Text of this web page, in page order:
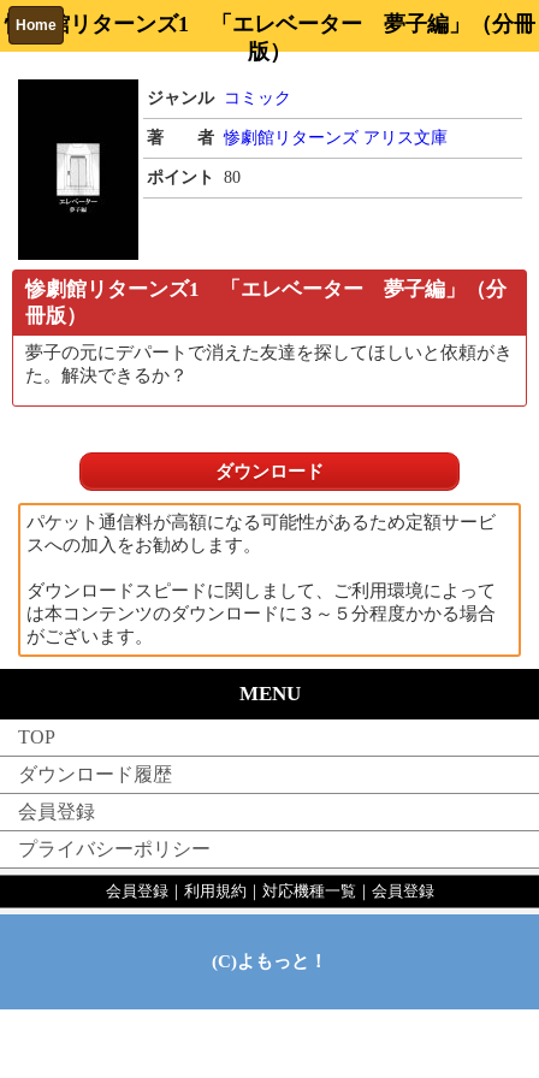
Home
惨劇館リターンズ1 「エレベーター 夢子編」（分冊
版）
ジャンル コミック
著 者 惨劇館リターンズ アリス文庫
ポイント 80
惨劇館リターンズ1 「エレベーター 夢子編」（分
冊版）
夢子の元にデパートで消えた友達を探してほしいと依頼がき
た。解決できるか？
ダウンロード
パケット通信料が高額になる可能性があるため定額サービ
スへの加入をお勧めします。
ダウンロードスピードに関しまして、ご利用環境によって
は本コンテンツのダウンロードに３～５分程度かかる場合
がございます。
MENU
TOP
ダウンロード履歴
会員登録
プライバシーポリシー
会員登録｜ 利用規約 ｜ 対応機種一覧 ｜ 会員登録
(C)よもっと！